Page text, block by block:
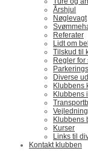
Årshjul
Nøglevagt
Referater
Lidt om
Tilskud til
Regler
Diverse
Klubbens
Klubbens
Klubbens
Kurser
Links til
Kontakt klubben